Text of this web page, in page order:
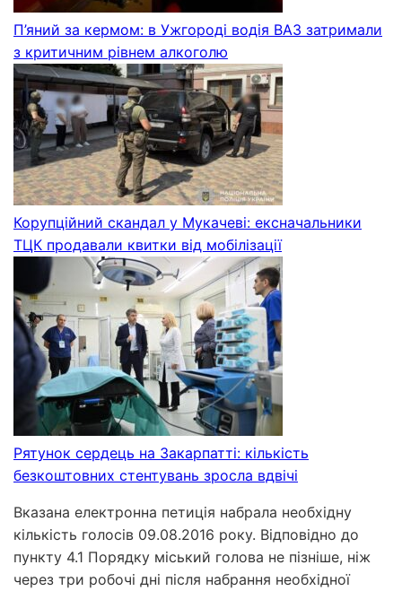
П’яний за кермом: в Ужгороді водія ВАЗ затримали
з критичним рівнем алкоголю
Корупційний скандал у Мукачеві: ексначальники
ТЦК продавали квитки від мобілізації
Рятунок сердець на Закарпатті: кількість
безкоштовних стентувань зросла вдвічі
Вказана електронна петиція набрала необхідну
кількість голосів 09.08.2016 року. Відповідно до
пункту 4.1 Порядку міський голова не пізніше, ніж
через три робочі дні після набрання необхідної